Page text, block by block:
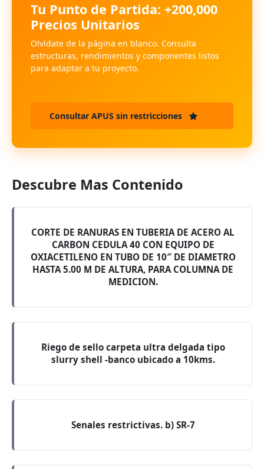
Tu Punto de Partida: +200,000
Precios Unitarios
Olvídate de la página en blanco. Consulta
estructuras, rendimientos y componentes listos
para adaptar a tu proyecto.
Consultar APUS sin restricciones
Descubre Mas Contenido
CORTE DE RANURAS EN TUBERIA DE ACERO AL
CARBON CEDULA 40 CON EQUIPO DE
OXIACETILENO EN TUBO DE 10″ DE DIAMETRO
HASTA 5.00 M DE ALTURA, PARA COLUMNA DE
MEDICION.
Riego de sello carpeta ultra delgada tipo
slurry shell -banco ubicado a 10kms.
Senales restrictivas. b) SR-7